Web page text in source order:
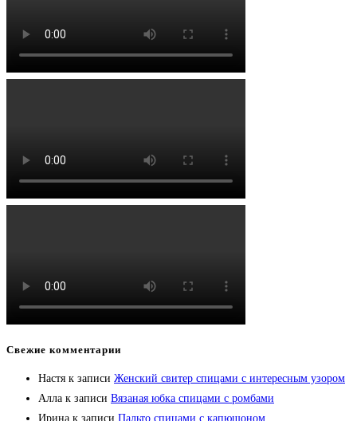
Свежие комментарии
Настя к записи Женский свитер спицами с интересным узором
Алла к записи Вязаная юбка спицами с ромбами
Ирина к записи Пальто спицами с капюшоном